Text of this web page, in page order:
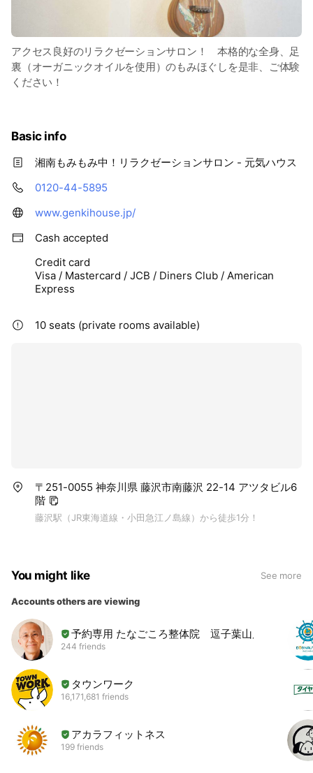
アクセス良好のリラクゼーションサロン！ 本格的な全身、足
裏（オーガニックオイルを使用）のもみほぐしを是非、ご体験
ください！
Basic info
湘南もみもみ中！リラクゼーションサロン - 元気ハウス
0120-44-5895
www.genkihouse.jp/
Cash accepted
Credit card
Visa / Mastercard / JCB / Diners Club / American
Express
10 seats (private rooms available)
〒251-0055 神奈川県 藤沢市南藤沢 22-14 アツタビル6
階
藤沢駅（JR東海道線・小田急江ノ島線）から徒歩1分！
You might like See more
Accounts others are viewing
予約専用 たなごころ整体院 逗子葉山店
244 friends
タウンワーク
16,171,681 friends
アカラフィットネス
199 friends